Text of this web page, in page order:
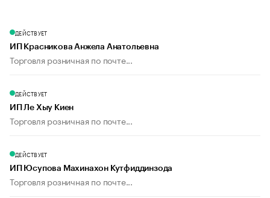
ДЕЙСТВУЕТ
ИП Красникова Анжела Анатольевна
Торговля розничная по почте...
ДЕЙСТВУЕТ
ИП Ле Хыу Киен
Торговля розничная по почте...
ДЕЙСТВУЕТ
ИП Юсупова Махинахон Кутфиддинзода
Торговля розничная по почте...